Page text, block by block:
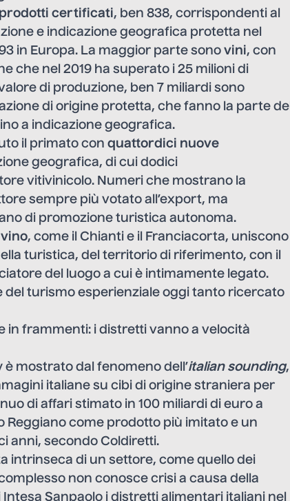
prodotti certificati, ben 838, corrispondenti al
e indicazione geografica protetta nel
in Europa. La maggior parte sono vini, con
che nel 2019 ha superato i 25 milioni di
di produzione, ben 7 miliardi sono
di origine protetta, che fanno la parte del
a indicazione geografica.
il primato con quattordici nuove
geografica, di cui dodici
vitivinicolo. Numeri che mostrano la
sempre più votato all’export, ma
di promozione turistica autonoma.
, come il Chianti e il Franciacorta, uniscono
turistica, del territorio di riferimento, con il
del luogo a cui è intimamente legato.
del turismo esperienziale oggi tanto ricercato
in frammenti: i distretti vanno a velocità
è mostrato dal fenomeno dell’italian sounding,
italiane su cibi di origine straniera per
di affari stimato in 100 miliardi di euro a
Reggiano come prodotto più imitato e un
anni, secondo Coldiretti.
intrinseca di un settore, come quello dei
non conosce crisi a causa della
Sanpaolo i distretti alimentari italiani nel